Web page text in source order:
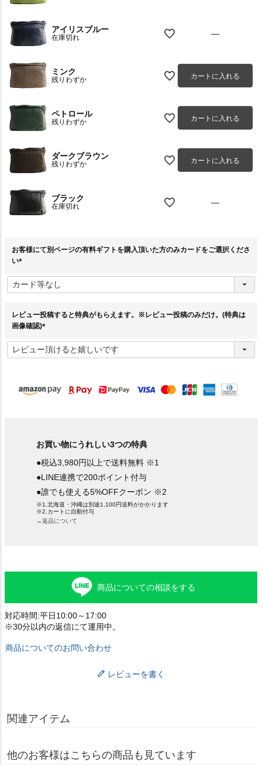
アイリスブルー
在庫切れ —
ミンク
残りわずか カートに入れる
ペトロール
残りわずか カートに入れる
ダークブラウン
残りわずか カートに入れる
ブラック
在庫切れ —
お客様にて別ページの有料ギフトを購入頂いた方のみカードをご選択くださ
い
必
須
レビュー投稿すると特典がもらえます。※レビュー投稿のみだけ。(特典は
画像確認)
必
須
お買い物にうれしい3つの特典
●税込3,980円以上で送料無料 ※1
●LINE連携で200ポイント付与
●誰でも使える5%OFFクーポン ※2
※1.北海道・沖縄は別途1,100円送料がかかります
※2.カートに自動付与
→返品について
商品についての相談をする
対応時間:平日10:00～17:00
※30分以内の返信にて運用中。
商品についてのお問い合わせ
レビューを書く
関連アイテム
他のお客様はこちらの商品も見ています